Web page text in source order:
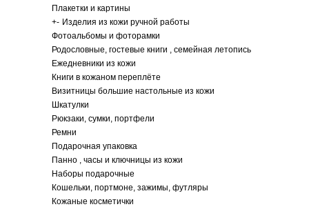
Плакетки и картины
+- Изделия из кожи ручной работы
Фотоальбомы и фоторамки
Родословные, гостевые книги , семейная летопись
Ежедневники из кожи
Книги в кожаном переплёте
Визитницы большие настольные из кожи
Шкатулки
Рюкзаки, сумки, портфели
Ремни
Подарочная упаковка
Панно , часы и ключницы из кожи
Наборы подарочные
Кошельки, портмоне, зажимы, футляры
Кожаные косметички